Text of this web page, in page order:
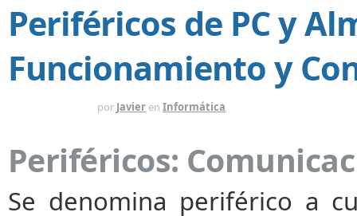
Periféricos de PC y
Funcionamiento y
por Javier en Informática
Periféricos:
Se denomina periférico a